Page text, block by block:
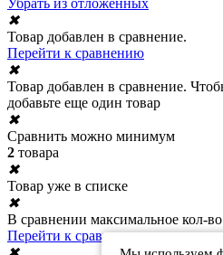
Убрать из отложенных
✖
Товар добавлен в сравнение.
Перейти к сравнению
✖
Товар добавлен в сравнение.
добавьте еще один товар
✖
Сравнить можно минимум
2 товара
✖
Товар уже в списке
✖
В сравнении максимальное кол-во
Перейти к сравнению